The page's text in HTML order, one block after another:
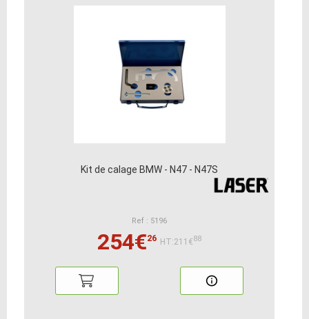
Kit de calage BMW - N47 - N47S
Ref : 5196
254€26 HT:211€88